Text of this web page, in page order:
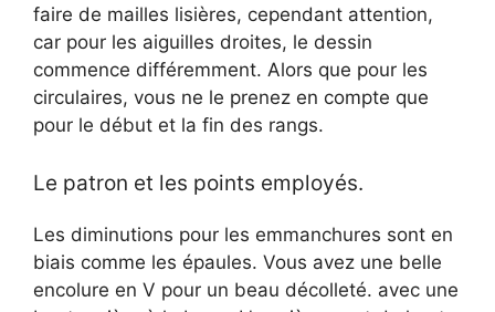
faire de mailles lisières, cependant attention,
car pour les aiguilles droites, le dessin
commence différemment. Alors que pour les
circulaires, vous ne le prenez en compte que
pour le début et la fin des rangs.
Le patron et les points employés.
Les diminutions pour les emmanchures sont en
biais comme les épaules. Vous avez une belle
encolure en V pour un beau décolleté. avec une